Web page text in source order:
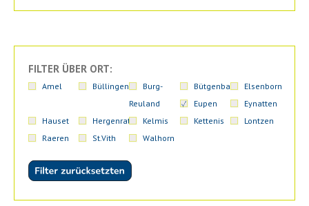
FILTER ÜBER ORT:
Amel Büllingen
Burg-
Reuland
Bütgenbach
Elsenborn
Eupen
Eynatten
Hauset
Hergenrath Kelmis Kettenis
Lontzen
Raeren
St.Vith Walhorn